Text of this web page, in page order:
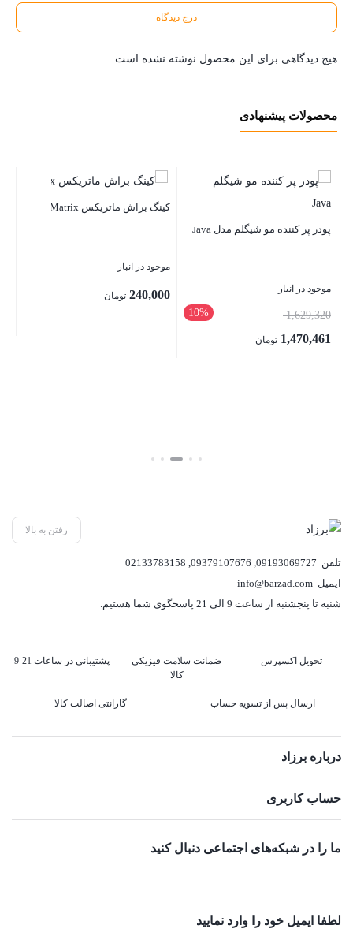
درج دیدگاه
هیچ دیدگاهی برای این محصول نوشته نشده است.
محصولات پیشنهادی
پودر پر کننده مو شیگلم مدل Java
موجود در انبار
10% 1,629,320 قیمت
اصلی:1,470,461 تومان
کینگ براش ماتریکس Matrix
موجود در انبار
240,000 تومان
رفتن به بالا
تلفن 09193069727
,
09379107676
,
02133783158
ایمیل info@barzad.com
شنبه تا پنجشنبه از ساعت 9 الی 21 پاسخگوی شما هستیم.
تحویل اکسپرس
ضمانت سلامت فیزیکی
کالا
پشتیبانی در ساعات 21-9
ارسال پس از تسویه حساب گارانتی اصالت کالا
درباره برزاد
حساب کاربری
ما را در شبکه‌های اجتماعی دنبال کنید
لطفا ایمیل خود را وارد نمایید